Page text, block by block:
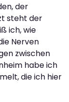
der
steht der
ich, wie
Nerven
zwischen
habe ich
die ich hier